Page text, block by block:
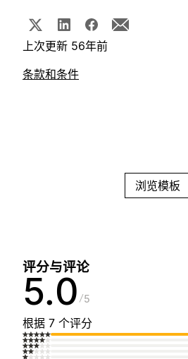
上次更新 56年前
条款和条件
浏览模板
评分与评论
5.0 5
根据 7 个评分